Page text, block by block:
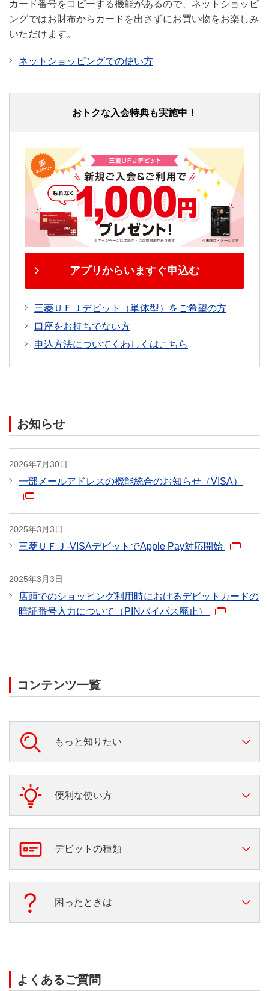
ショッピング保険
海外
最大：年間100万円
（自己負担額5,000円/1事故
あたり）
海外
最大：年間100万円
（自己負担額
10,000円/1事故あ
たり）
国内
あたり）
−
不正利用補償
最大：500万円（1事
害）
国内
（死亡後遺障害）
カード番号をコピーする機能があるので、ネットショッピ
ングではお財布からカードを出さずにお買い物をお楽しみ
いただけます。
ネットショッピングでの使い方
おトクな入会特典も実施中！
アプリからいますぐ申込む
三菱ＵＦＪデビット（単体型）をご希望の方
口座をお持ちでない方
申込方法についてくわしくはこちら
お知らせ
2026年7月30日
一部メールアドレスの機能統合のお知らせ（VISA）
2025年3月3日
三菱ＵＦＪ-VISAデビットでApple Pay対応開始
2025年3月3日
店頭でのショッピング利用時におけるデビットカードの
暗証番号入力について（PINバイパス廃止）
コンテンツ一覧
もっと知りたい
便利な使い方
デビットの種類
困ったときは
よくあるご質問